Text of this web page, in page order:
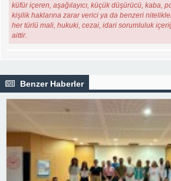
küfür içeren, aşağılayıcı, küçük düşürücü, kaba,
kişilik haklarına zarar verici ya da benzeri
her türlü mali, hukuki, cezai, idari sorumluluk
aittir.
Benzer Haberler